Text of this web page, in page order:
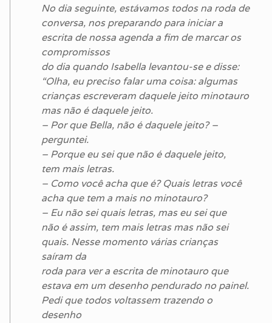
No dia seguinte, estávamos todos na roda de
conversa, nos preparando para iniciar a
escrita de nossa agenda a fim de marcar os
compromissos
do dia quando Isabella levantou-se e disse:
“Olha, eu preciso falar uma coisa: algumas
crianças escreveram daquele jeito minotauro
mas não é daquele jeito.
– Por que Bella, não é daquele jeito? –
perguntei.
– Porque eu sei que não é daquele jeito,
tem mais letras.
– Como você acha que é? Quais letras você
acha que tem a mais no minotauro?
– Eu não sei quais letras, mas eu sei que
não é assim, tem mais letras mas não sei
quais. Nesse momento várias crianças
saíram da
roda para ver a escrita de minotauro que
estava em um desenho pendurado no painel.
Pedi que todos voltassem trazendo o
desenho